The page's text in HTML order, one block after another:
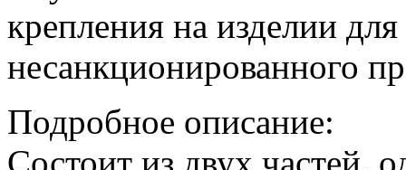
крепления на изделии
несанкционированного
Подробное описание:
Состоит из двух частей,